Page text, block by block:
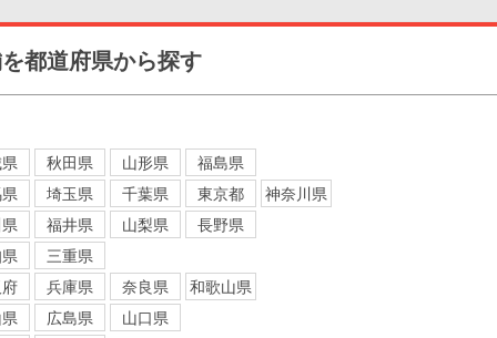
都道府県から探す
秋田県 山形県
福島県
埼玉県 千葉県 東京都
神奈川県
福井県 山梨県
長野県
三重県
兵庫県 奈良県
和歌山県
広島県
山口県